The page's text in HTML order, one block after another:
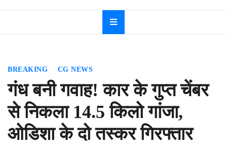
Dainik
Chhattisgarh
watch
BREAKING CG NEWS
गंध बनी गवाह! कार के गुप्त चेंबर
से निकला 14.5 किलो गांजा,
ओडिशा के दो तस्कर गिरफ्तार